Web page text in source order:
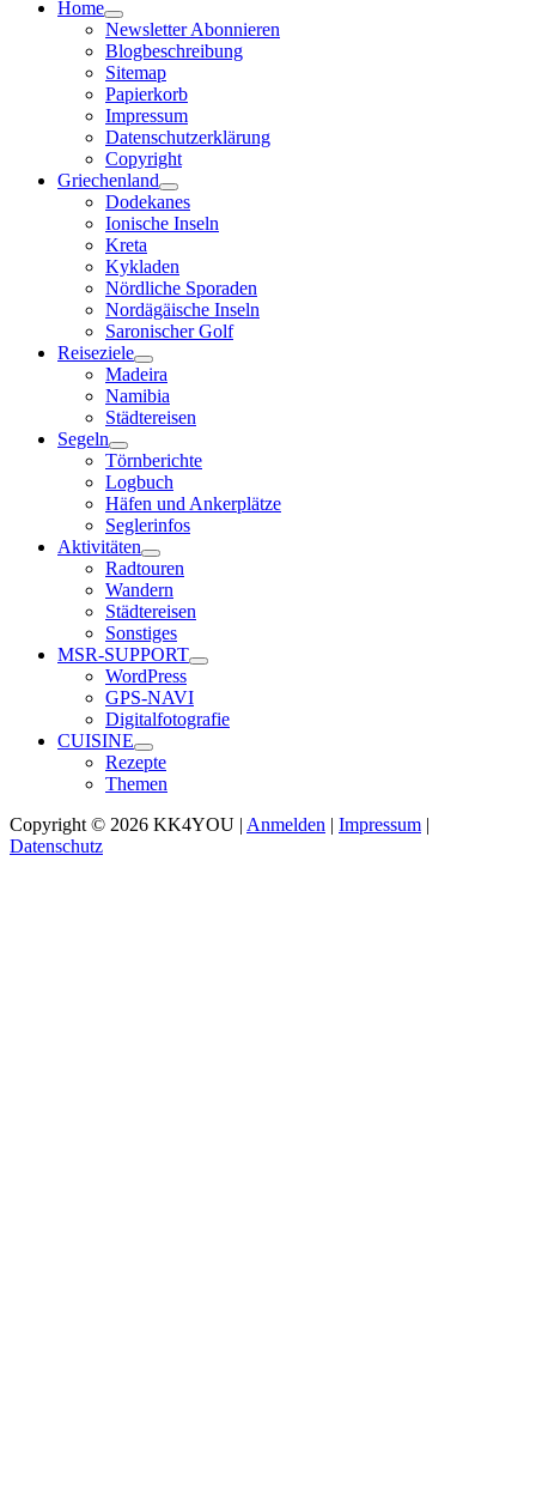
Home
Newsletter Abonnieren
Blogbeschreibung
Sitemap
Papierkorb
Impressum
Datenschutzerklärung
Copyright
Griechenland
Dodekanes
Ionische Inseln
Kreta
Kykladen
Nördliche Sporaden
Nordägäische Inseln
Saronischer Golf
Reiseziele
Madeira
Namibia
Städtereisen
Segeln
Törnberichte
Logbuch
Häfen und Ankerplätze
Seglerinfos
Aktivitäten
Radtouren
Wandern
Städtereisen
Sonstiges
MSR-SUPPORT
WordPress
GPS-NAVI
Digitalfotografie
CUISINE
Rezepte
Themen
Copyright © 2026 KK4YOU | Anmelden | Impressum |
Datenschutz